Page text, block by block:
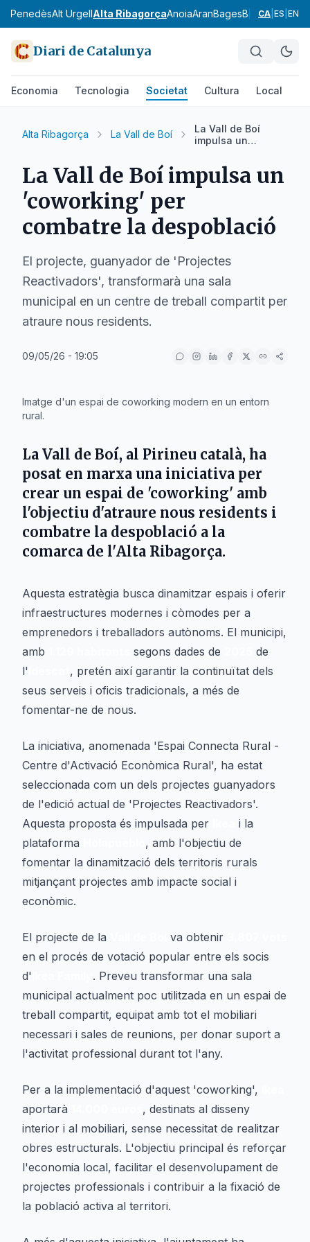
PenedèsAlt UrgellAlta RibagorçaAnoiaAranBagesBaix Camp
CA ES EN
Diari de Catalunya
Economia Tecnologia Societat Cultura Local
Alta Ribagorça La Vall de Boí
La Vall de Boí
impulsa un
combatre la
despoblació
La Vall de Boí impulsa un
'coworking' per
combatre la despoblació
El projecte, guanyador de 'Projectes
Reactivadors', transformarà una sala
municipal en un centre de treball compartit per
atraure nous residents.
09/05/26 - 19:05
Imatge d'un espai de coworking modern en un entorn
rural.
La Vall de Boí, al Pirineu català, ha
posat en marxa una iniciativa per
crear un espai de 'coworking' amb
l'objectiu d'atraure nous residents i
combatre la despoblació a la
comarca de l'Alta Ribagorça.
Aquesta estratègia busca dinamitzar espais i oferir
infraestructures modernes i còmodes per a
emprenedors i treballadors autònoms. El municipi,
amb
segons dades de
de
l'
, pretén així garantir la continuïtat dels
seus serveis i oficis tradicionals, a més de
fomentar-ne de nous.
La iniciativa, anomenada 'Espai Connecta Rural -
Centre d'Activació Econòmica Rural', ha estat
seleccionada com un dels projectes guanyadors
de l'edició actual de 'Projectes Reactivadors'.
Aquesta proposta és impulsada per
i la
plataforma
, amb l'objectiu de
fomentar la dinamització dels territoris rurals
mitjançant projectes amb impacte social i
econòmic.
El projecte de la va obtenir
en el procés de votació popular entre els socis
d'
. Preveu transformar una sala
municipal actualment poc utilitzada en un espai de
treball compartit, equipat amb tot el mobiliari
necessari i sales de reunions, per donar suport a
l'activitat professional durant tot l'any.
Per a la implementació d'aquest 'coworking',
aportarà
, destinats al disseny
interior i al mobiliari, sense necessitat de realitzar
obres estructurals. L'objectiu principal és reforçar
l'economia local, facilitar el desenvolupament de
projectes professionals i contribuir a la fixació de
la població activa al territori.